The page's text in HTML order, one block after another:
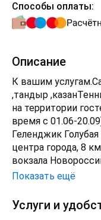
Способы оплаты:
Описание
К вашим
,тандыр
на территории
время с 01.06-
Геленджик
центра города, 8
вокзала
клуба1200 метров
Гостиная (второй
пищи (большой
Показать ещё
Услуги и